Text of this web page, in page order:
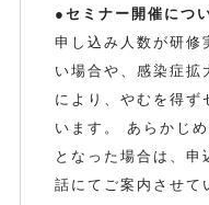
●セミナー開催につ
申し込み人数が研修
い場合や、感染症拡
により、やむを得ず
います。 あらかじ
となった場合は、申
話にてご案内させて